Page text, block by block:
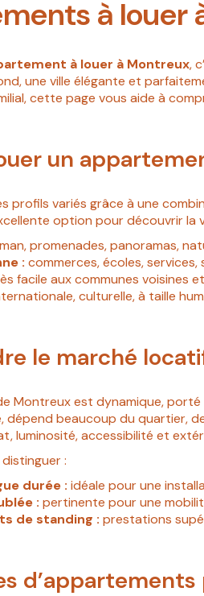
à louer
à louer à Montreux,
une ville élégante et
cette page vous aide à
un
profils variés grâce à une
option pour découvrir la
promenades, panoramas,
: commerces, écoles, services,
facile aux communes voisines
culturelle, à taille
le marché
Montreux est dynamique,
dépend beaucoup du quartier,
luminosité, accessibilité et
:
durée : idéale pour une
: pertinente pour une
de standing : prestations